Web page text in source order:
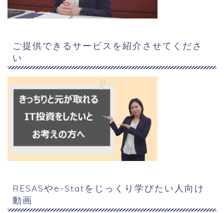
ご提供できるサービスを紹介させてくださ
い
RESASやe-Statをじっくり学びたい人向け
動画